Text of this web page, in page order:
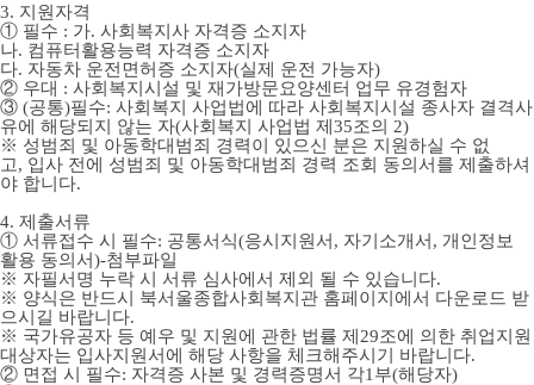
3. 지원자격
① 필수 : 가. 사회복지사 자격증 소지자
나. 컴퓨터활용능력 자격증 소지자
다. 자동차 운전면허증 소지자(실제 운전 가능자)
② 우대 : 사회복지시설 및 재가방문요양센터 업무 유경험자
③ (공통)필수: 사회복지 사업법에 따라 사회복지시설 종사자 결격사
유에 해당되지 않는 자(사회복지 사업법 제 35조의 2)
※ 성범죄 및 아동학대범죄 경력이 있으신 분은 지원하실 수 없
고, 입사 전에 성범죄 및 아동학대범죄 경력 조회 동의서를 제출하셔
야 합니다.
4. 제출서류
① 서류접수 시 필수: 공통서식(응시지원서 , 자기소개서 , 개인정보
활용 동의서)-첨부파일
※ 자필서명 누락 시 서류 심사에서 제외 될 수 있습니다.
※ 양식은 반드시 북서울종합사회복지관 홈페이지에서 다운로드 받
으시길 바랍니다.
※ 국가유공자 등 예우 및 지원에 관한 법률 제 29조에 의한 취업지원
대상자는 입사지원서에 해당 사항을 체크해주시기 바랍니다.
② 면접 시 필수: 자격증 사본 및 경력증명서 각1 부(해당자)